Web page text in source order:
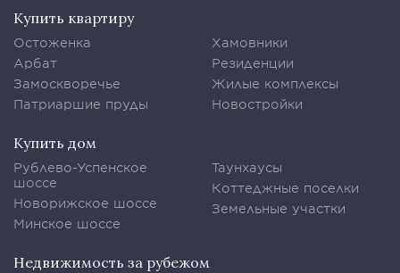
Купить квартиру
Остоженка
Арбат
Замоскворечье
Патриаршие пруды
Хамовники
Резиденции
Жилые комплексы
Новостройки
Купить дом
Рублево-Успенское
шоссе
Новорижское шоссе
Минское шоссе
Таунхаусы
Коттеджные поселки
Земельные участки
Недвижимость за рубежом